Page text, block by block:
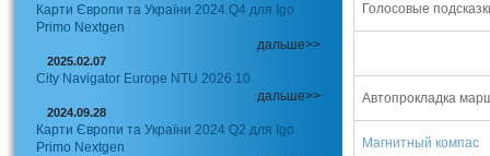
Карти Європи та України 2024 Q4 для Igo
Primo Nextgen
дальше>>
2025.02.07
City Navigator Europe NTU 2026.10
дальше>>
2024.09.28
Карти Європи та України 2024 Q2 для Igo
Primo Nextgen
Голосовые
Автопрокладка
Магнитный компас